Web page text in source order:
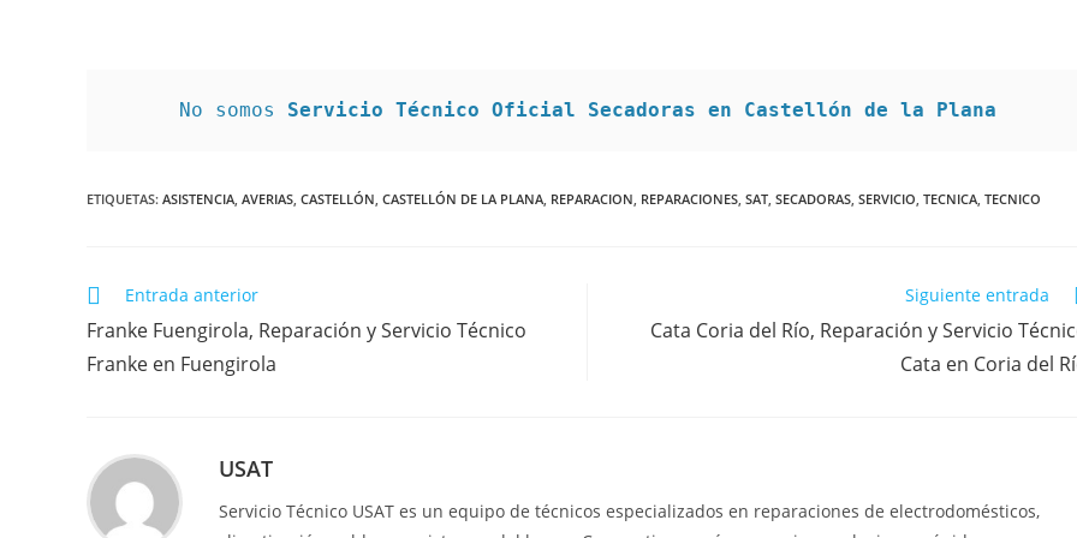
No somos Servicio Técnico Oficial Secadoras en Castellón de la Plana
ETIQUETAS: ASISTENCIA, AVERIAS, CASTELLÓN, CASTELLÓN DE LA PLANA, REPARACION, REPARACIONES, SAT, SECADORAS, SERVICIO, TECNICA, TECNICO
Leer
artículos
Entrada anterior
Franke Fuengirola, Reparación y Servicio Técnico
Franke en Fuengirola
Siguiente entrada
Cata Coria del Río, Reparación y Servicio
Cata en Coria del
USAT
Servicio Técnico USAT es un equipo de técnicos especializados en reparaciones de electrodomésticos,